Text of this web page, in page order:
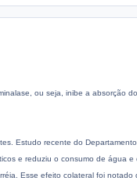
ou seja, inibe a absorção
Estudo recente do
e reduziu o consumo de água e
Esse efeito colateral foi